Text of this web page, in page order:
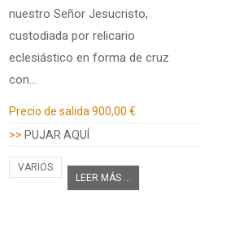
nuestro Señor Jesucristo,
custodiada por relicario
eclesiástico en forma de cruz
con…
Precio de salida 900,00 €
>> PUJAR AQUÍ
VARIOS
LEER MÁS ...